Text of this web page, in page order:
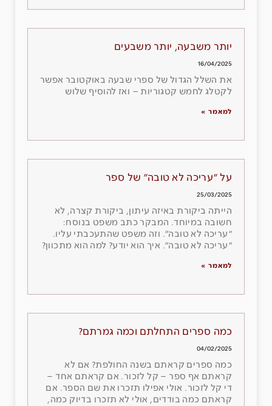
יותר משבעה, יותר משבעים
16/04/2025
את השלל הגדול של ספרי שבעה באוקטובר אפשר
לקטלג לחמש קטגוריות – ואז להוסיף שלוש
למאמר »
על ״עריכה לא טובה״ של ספר
25/03/2025
הייתה ביקורת באיזה עיתון, ביקורת קצרה, לא
חשובה במיוחד. המבקר כתב משפט בנוסח:
״עריכה לא טובה״. וזה משפט שהתעכבתי עליו.
״עריכה לא טובה״. איך הוא יודע? למה הוא מתכוון?
למאמר »
כמה ספרים התחלתם וכמה גמרתם?
04/02/2025
כמה ספרים קראתם בשנה החולפת? אם לא
קראתם אף ספר – קל לזכור. אם קראתם אחד –
די קל לזכור. אולי אפילו תזכרו את שם הספר. אם
קראתם כמה בודדים, אולי לא תזכרו בדיוק כמה,